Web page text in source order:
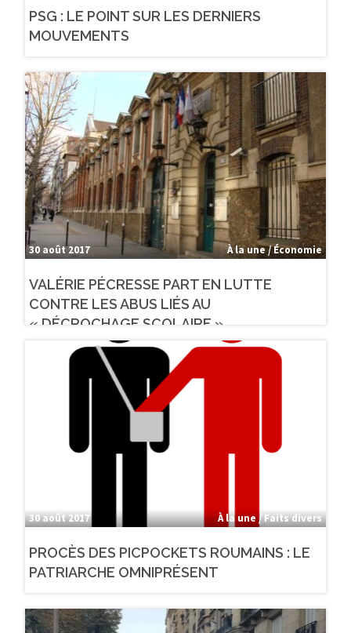
PSG : LE POINT SUR LES DERNIERS
MOUVEMENTS
30 août 2017 À la une / Économie
VALÉRIE PÉCRESSE PART EN LUTTE
CONTRE LES ABUS LIÉS AU
« DÉCROCHAGE SCOLAIRE »
30 août 2017 À la une / Faits divers
PROCÈS DES PICPOCKETS ROUMAINS : LE
PATRIARCHE OMNIPRÉSENT